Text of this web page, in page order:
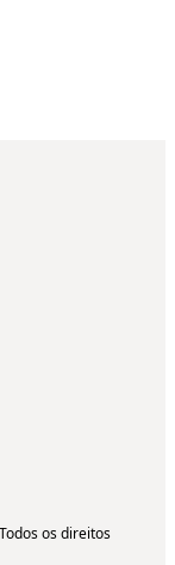
os direitos